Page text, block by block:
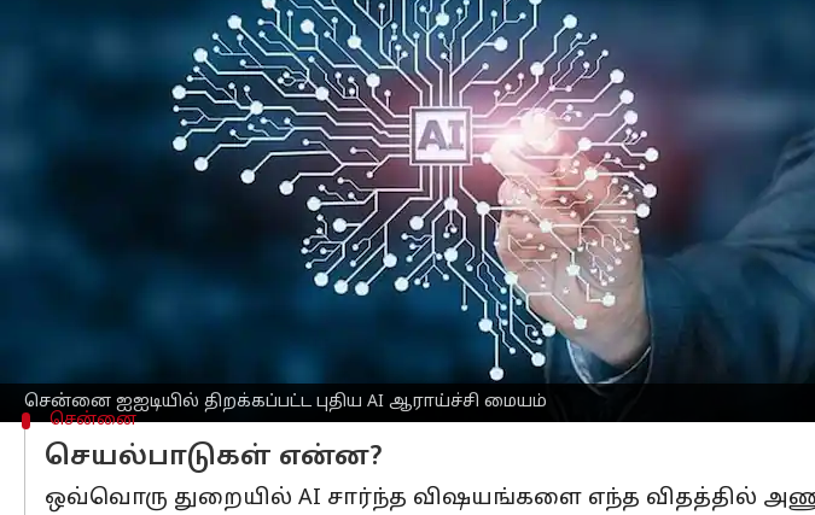
சென்னை ஐஐடியில் திறக்கப்பட்ட புதிய AI ஆராய்ச்சி மையம்
Prasanna Venkatesh May 16, 2023 03:03 pm
செய்தி முன்னோட்டம்
ஐஐடியின் Centre for Responsible AI (CeRAI)
மற்றும் தகவல் தொழில்நுட்பத்துறை அமைச்சர் ராஜீவ்
அந்த ஆராய்ச்சி மையத்தின் முதல் கருதரங்கு நேற்று
பொறுப்புடன் கூடிய AI சார்ந்த தீர்வுகளை ஊக்குவிக்கும்
நிறுவனம் சுமார் 1 மில்லியன் டால்களை இந்த
பயன்நோக்கு ஆராய்ச்சிகளுக்கான தேசிய மற்றும்
சென்னை
செயல்பாடுகள் என்ன?
ஒவ்வொரு துறையில் AI சார்ந்த விஷயங்களை எந்த விதத்தில்